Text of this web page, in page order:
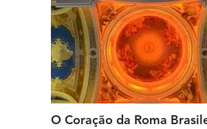
O Coração da Roma